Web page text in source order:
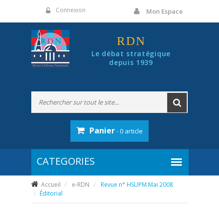
Connexion Mon Espace
RDN
Le débat stratégique
depuis 1939
Panier- 0 article
Accueil e-RDN
Revue n° HSUPM Mai 2008
Éditorial